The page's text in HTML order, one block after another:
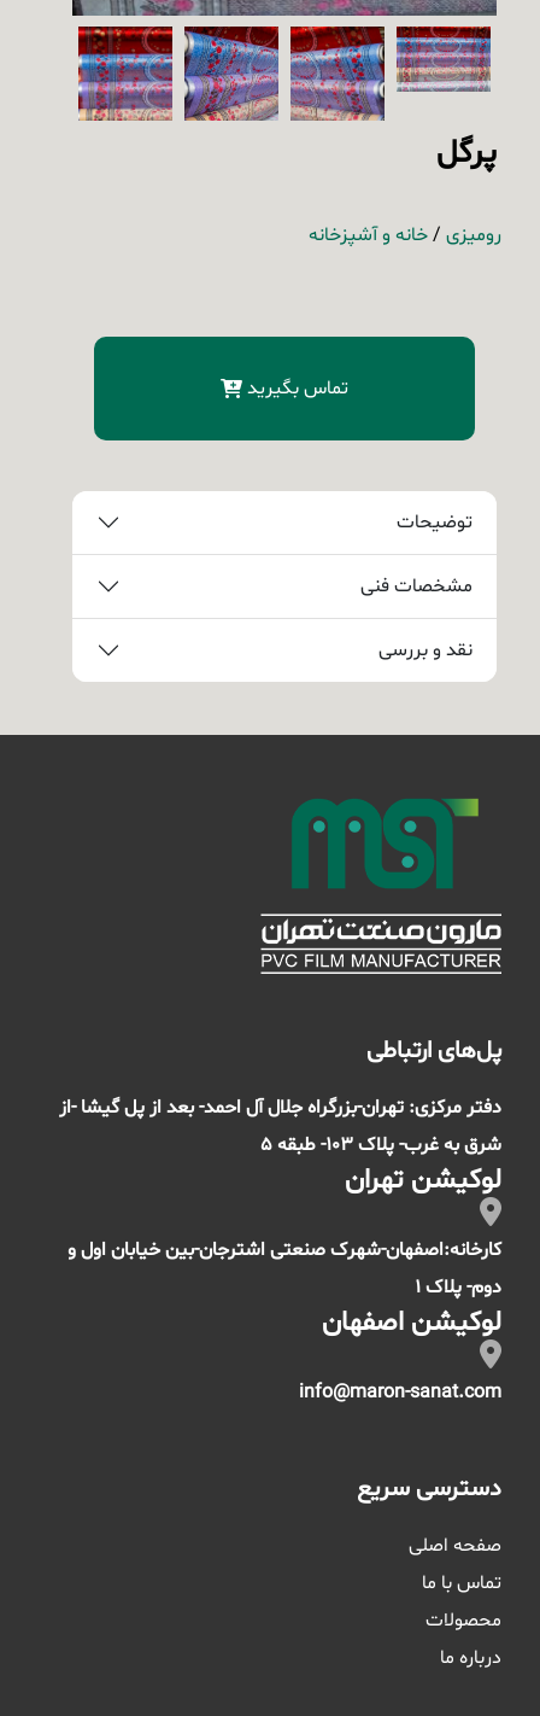
پرگل
رومیزی /خانه و آشپزخانه
تماس بگیرید
توضیحات
مشخصات فنی
نقد و بررسی
پل‌های ارتباطی
دفتر مرکزی: تهران-بزرگراه جلال آل احمد- بعد از پل گیشا -از
شرق به غرب- پلاک 103- طبقه 5
لوکیشن تهران
کارخانه:اصفهان-شهرک صنعتی اشترجان-بین خیابان اول و
دوم- پلاک 1
لوکیشن اصفهان
info@maron-sanat.com
دسترسی سریع
صفحه اصلی
تماس با ما
محصولات
درباره ما